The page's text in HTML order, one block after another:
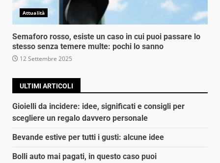
Attualità
Semaforo rosso, esiste un caso in cui puoi passare lo
stesso senza temere multe: pochi lo sanno
12 Settembre 2025
ULTIMI ARTICOLI
Gioielli da incidere: idee, significati e consigli per
scegliere un regalo davvero personale
Bevande estive per tutti i gusti: alcune idee
Bolli auto mai pagati, in questo caso puoi